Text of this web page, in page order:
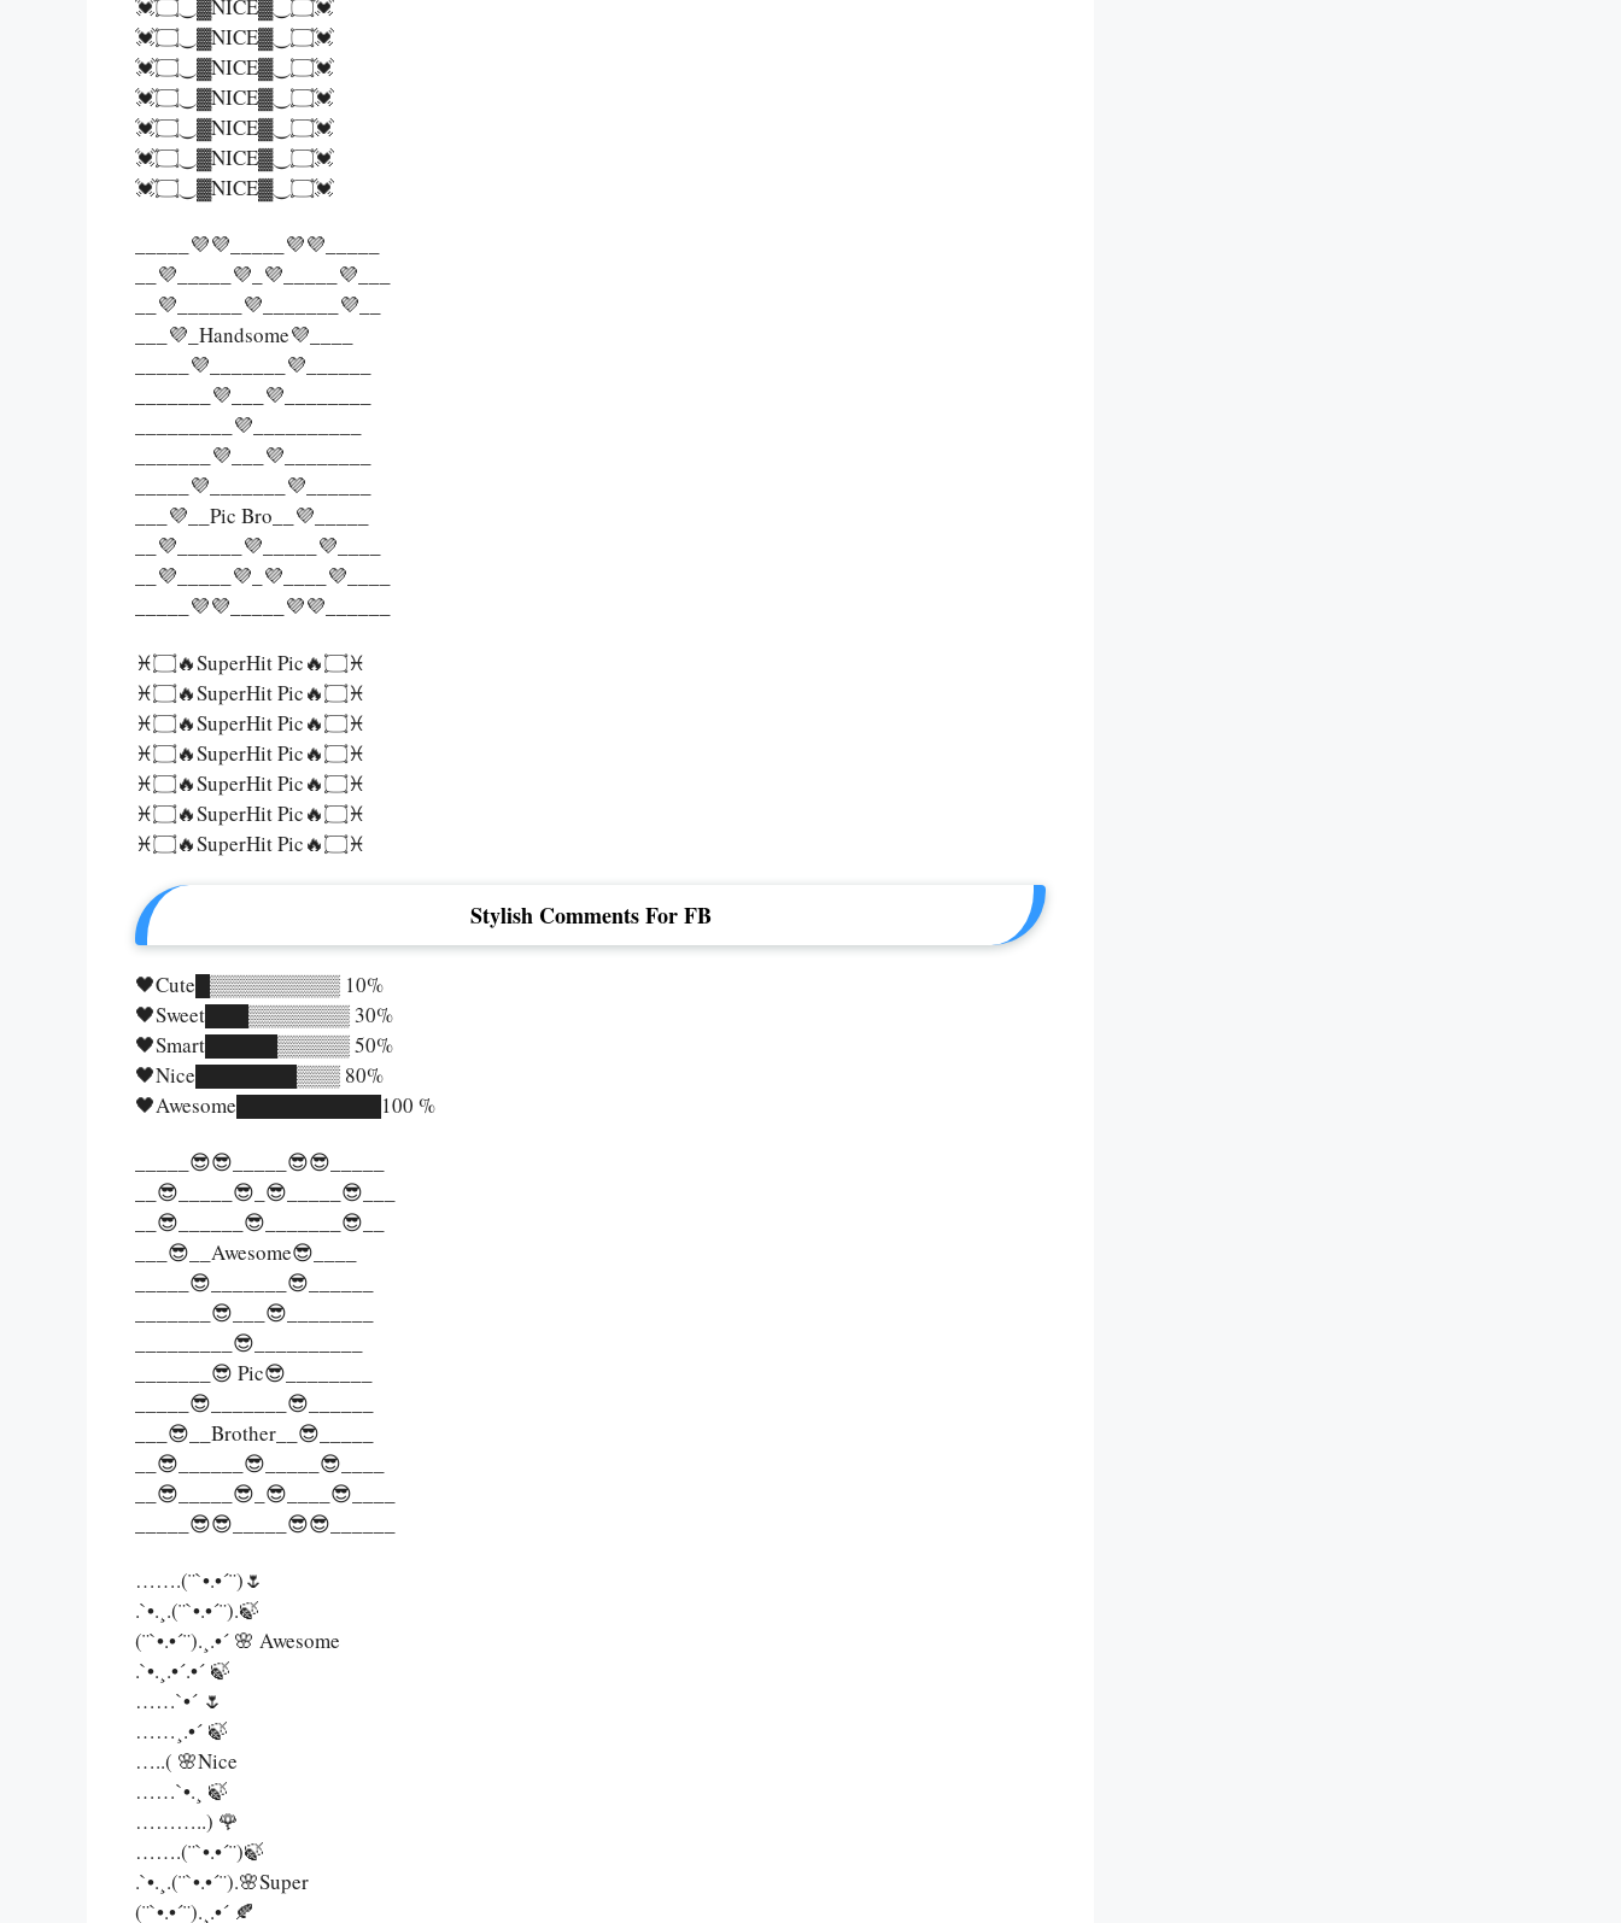
💓۝⏝▓​​​​⁨​​NICE▓⏝۝💓
💓۝⏝▓​​​​⁨​​NICE▓⏝۝💓
💓۝⏝▓​​​​⁨​​NICE▓⏝۝💓
💓۝⏝▓​​​​⁨​​NICE▓⏝۝💓
💓۝⏝▓​​​​⁨​​NICE▓⏝۝💓
💓۝⏝▓​​​​⁨​​NICE▓⏝۝💓
💓۝⏝▓​​​​⁨​​NICE▓⏝۝💓
_____💜💜_____💜💜_____
__💜_____💜_💜_____💜___
__💜______💜_______💜__
___💜_Handsome💜____
_____💜_______💜______
_______💜___💜________
_________💜__________
_______💜___💜________
_____💜_______💜______
___💜__Pic Bro__💜_____
__💜______💜_____💜____
__💜_____💜_💜____💜____
_____💜💜_____💜💜______
♓۝🔥SuperHit Pic🔥۝♓
♓۝🔥SuperHit Pic🔥۝♓
♓۝🔥SuperHit Pic🔥۝♓
♓۝🔥SuperHit Pic🔥۝♓
♓۝🔥SuperHit Pic🔥۝♓
♓۝🔥SuperHit Pic🔥۝♓
♓۝🔥SuperHit Pic🔥۝♓
Stylish Comments For FB
🖤Cute█▒▒▒▒▒▒▒▒▒ 10%
🖤Sweet███▒▒▒▒▒▒▒ 30%
🖤Smart█████▒▒▒▒▒ 50%
🖤Nice███████▒▒▒ 80%
🖤Awesome██████████100 %
_____😎😎_____😎😎_____
__😎_____😎_😎_____😎___
__😎______😎_______😎__
___😎__Awesome😎____
_____😎_______😎______
_______😎___😎________
_________😎__________
_______😎 Pic😎________
_____😎_______😎______
___😎__Brother__😎_____
__😎______😎_____😎____
__😎_____😎_😎____😎____
_____😎😎_____😎😎______
…….(¨`•.•´¨)🌷
.`•.¸.(¨`•.•´¨).🍃
(¨`•.•´¨).¸.•´ 🌸 Awesome
.`•.¸.•´.•´ 🍃
……`•´ 🌷
……¸.•´ 🍃
…..( 🌸Nice
……`•.¸ 🍃
………..) 🌹
…….(¨`•.•´¨)🍃
.`•.¸.(¨`•.•´¨).🌸Super
(¨`•.•´¨).¸.•´ 🍂